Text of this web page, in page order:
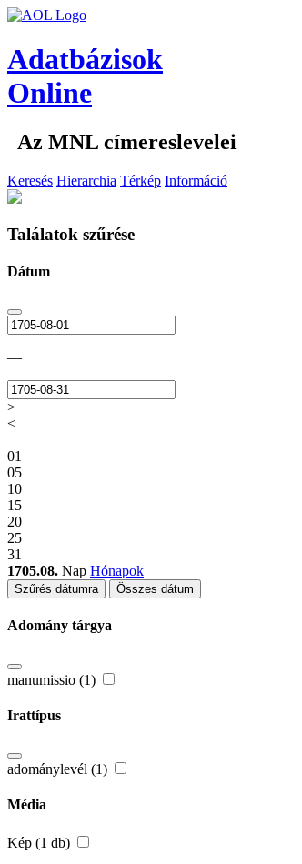
Adatbázisok
Online
Az MNL címereslevelei
Keresés Hierarchia Térkép Információ
Találatok szűrése
Dátum
—
>
<
01
05
10
15
20
25
31
1705.08. Nap Hónapok
Szűrés dátumra Összes dátum
Adomány tárgya
manumissio (1)
Irattípus
adománylevél (1)
Média
Kép (1 db)